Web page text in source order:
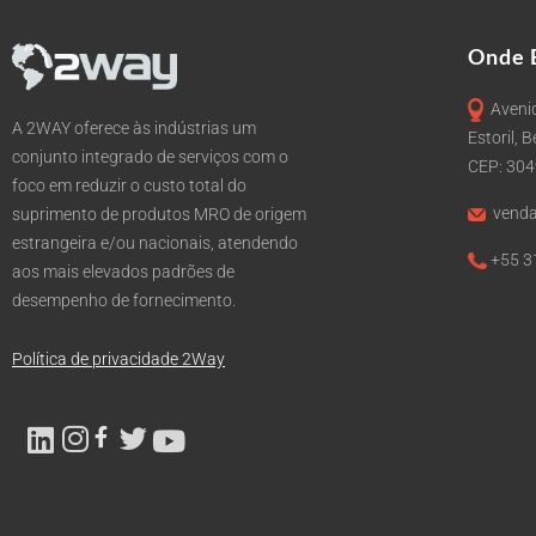
A 2WAY oferece às indústrias um
conjunto integrado de serviços com o
foco em reduzir o custo total do
suprimento de produtos MRO de origem
estrangeira e/ou nacionais, atendendo
aos mais elevados padrões de
desempenho de fornecimento.
Política de privacidade 2Way
Onde
Estoril,
CEP:
+55